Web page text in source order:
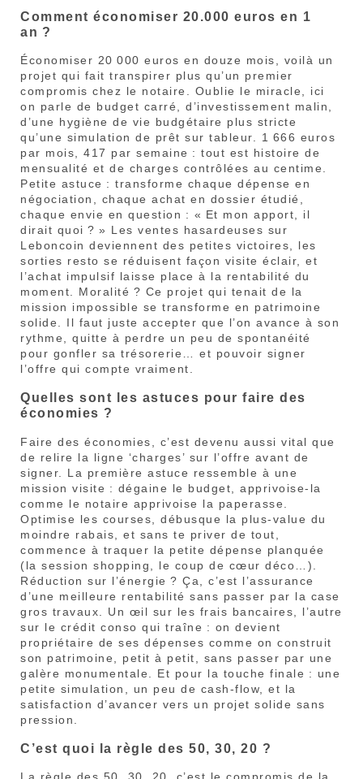
Comment économiser 20.000 euros en 1
an ?
Économiser 20 000 euros en douze mois, voilà un
projet qui fait transpirer plus qu’un premier
compromis chez le notaire. Oublie le miracle, ici
on parle de budget carré, d’investissement malin,
d’une hygiène de vie budgétaire plus stricte
qu’une simulation de prêt sur tableur. 1 666 euros
par mois, 417 par semaine : tout est histoire de
mensualité et de charges contrôlées au centime.
Petite astuce : transforme chaque dépense en
négociation, chaque achat en dossier étudié,
chaque envie en question : « Et mon apport, il
dirait quoi ? » Les ventes hasardeuses sur
Leboncoin deviennent des petites victoires, les
sorties resto se réduisent façon visite éclair, et
l’achat impulsif laisse place à la rentabilité du
moment. Moralité ? Ce projet qui tenait de la
mission impossible se transforme en patrimoine
solide. Il faut juste accepter que l’on avance à son
rythme, quitte à perdre un peu de spontanéité
pour gonfler sa trésorerie… et pouvoir signer
l’offre qui compte vraiment.
Quelles sont les astuces pour faire des
économies ?
Faire des économies, c’est devenu aussi vital que
de relire la ligne ‘charges’ sur l’offre avant de
signer. La première astuce ressemble à une
mission visite : dégaine le budget, apprivoise-la
comme le notaire apprivoise la paperasse.
Optimise les courses, débusque la plus-value du
moindre rabais, et sans te priver de tout,
commence à traquer la petite dépense planquée
(la session shopping, le coup de cœur déco…).
Réduction sur l’énergie ? Ça, c’est l’assurance
d’une meilleure rentabilité sans passer par la case
gros travaux. Un œil sur les frais bancaires, l’autre
sur le crédit conso qui traîne : on devient
propriétaire de ses dépenses comme on construit
son patrimoine, petit à petit, sans passer par une
galère monumentale. Et pour la touche finale : une
petite simulation, un peu de cash-flow, et la
satisfaction d’avancer vers un projet solide sans
pression.
C’est quoi la règle des 50, 30, 20 ?